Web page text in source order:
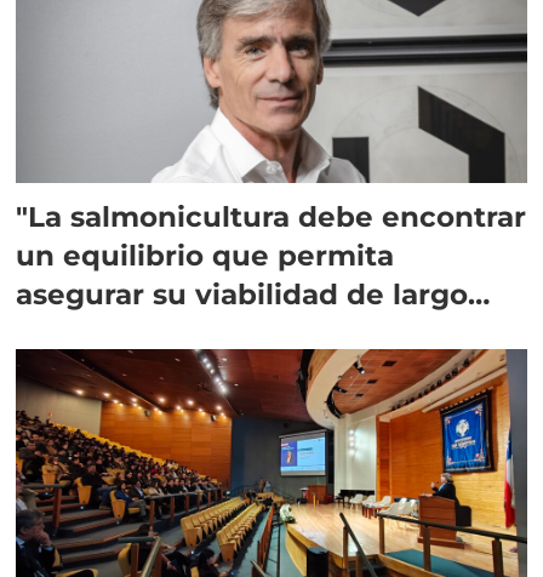
"La salmonicultura debe encontrar
un equilibrio que permita
asegurar su viabilidad de largo